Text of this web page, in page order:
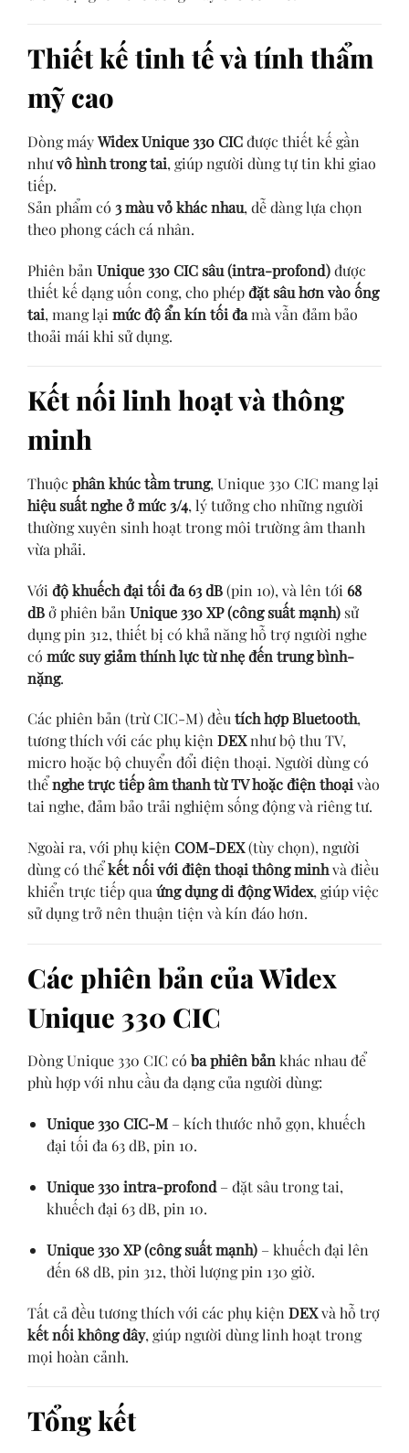
Thiết kế tinh tế và tính thẩm
mỹ cao
Dòng máyWidex Unique 330 CICđược thiết kế gần
nhưvô hình trong tai, giúp người dùng tự tin khi giao
tiếp.
Sản phẩm có 3 màu vỏ khác nhau, dễ dàng lựa chọn
theo phong cách cá nhân.
Phiên bản Unique 330 CIC sâu (intra-profond)được
thiết kế dạng uốn cong, cho phépđặt sâu hơn vào ống
tai, mang lại mức độ ẩn kín tối đamà vẫn đảm bảo
thoải mái khi sử dụng.
Kết nối linh hoạt và thông
minh
Thuộc phân khúc tầm trung, Unique 330 CIC mang lại
hiệu suất nghe ở mức 3/4, lý tưởng cho những người
thường xuyên sinh hoạt trong môi trường âm thanh
vừa phải.
Với độ khuếch đại tối đa 63 dB(pin 10), và lên tới 68
dBở phiên bản Unique 330 XP (công suất mạnh) sử
dụng pin 312, thiết bị có khả năng hỗ trợ người nghe
có mức suy giảm thính lực từ nhẹ đến trung bình-
nặng.
Các phiên bản (trừ CIC-M) đềutích hợp Bluetooth,
tương thích với các phụ kiệnDEXnhư bộ thu TV,
micro hoặc bộ chuyển đổi điện thoại. Người dùng có
thểnghe trực tiếp âm thanh từ TV hoặc điện thoạivào
tai nghe, đảm bảo trải nghiệm sống động và riêng tư.
Ngoài ra, với phụ kiệnCOM-DEX(tùy chọn), người
dùng có thểkết nối với điện thoại thông minhvà điều
khiển trực tiếp quaứng dụng di động Widex, giúp việc
sử dụng trở nên thuận tiện và kín đáo hơn.
Các phiên bản của Widex
Unique 330 CIC
Dòng Unique 330 CIC có ba phiên bảnkhác nhau để
phù hợp với nhu cầu đa dạng của người dùng:
Unique 330 CIC-M– kích thước nhỏ gọn, khuếch
đại tối đa 63 dB, pin 10.
Unique 330 intra-profond– đặt sâu trong tai,
khuếch đại 63 dB, pin 10.
Unique 330 XP (công suất mạnh)– khuếch đại lên
đến 68 dB, pin 312, thời lượng pin 130 giờ.
Tất cả đều tương thích với các phụ kiện DEXvà hỗ trợ
kết nối không dây, giúp người dùng linh hoạt trong
mọi hoàn cảnh.
Tổng kết